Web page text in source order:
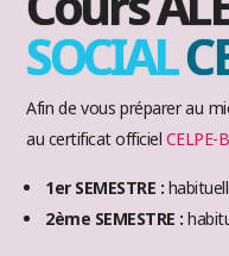
SOCIAL
Afin de vous préparer au
au certificat officiel CELPE-
1er SEMESTRE :
2ème SEMESTRE :